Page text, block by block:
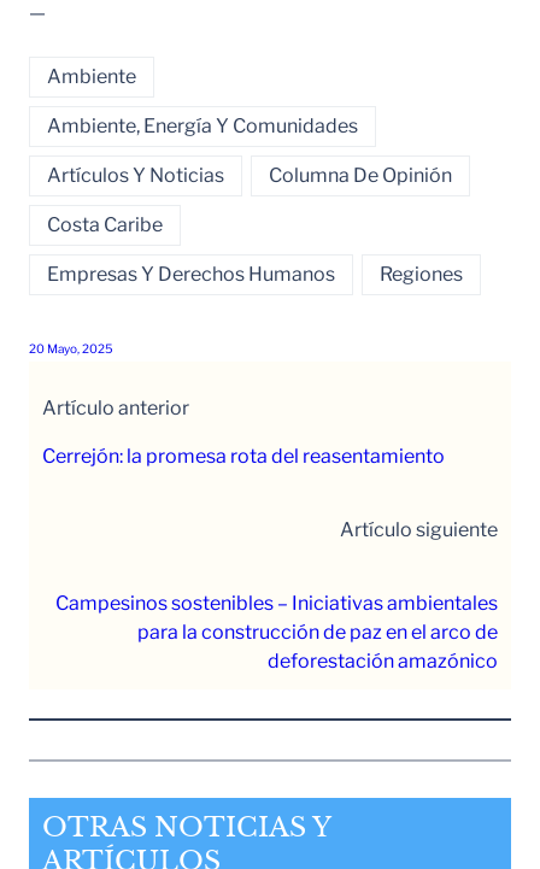
—
Ambiente
Ambiente, Energía Y Comunidades
Artículos Y Noticias Columna De Opinión
Costa Caribe
Empresas Y Derechos Humanos Regiones
20 Mayo, 2025
Artículo anterior
Cerrejón: la promesa rota del reasentamiento
Artículo siguiente
Campesinos sostenibles – Iniciativas ambientales
para la construcción de paz en el arco de
deforestación amazónico
OTRAS NOTICIAS Y
ARTÍCULOS